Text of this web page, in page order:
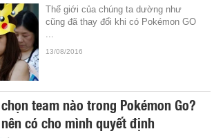
Thế giới của chúng ta dường như
cũng đã thay đổi khi có Pokémon GO
...
13/08/2016
team nào trong Pokémon Go?
có cho mình quyết định